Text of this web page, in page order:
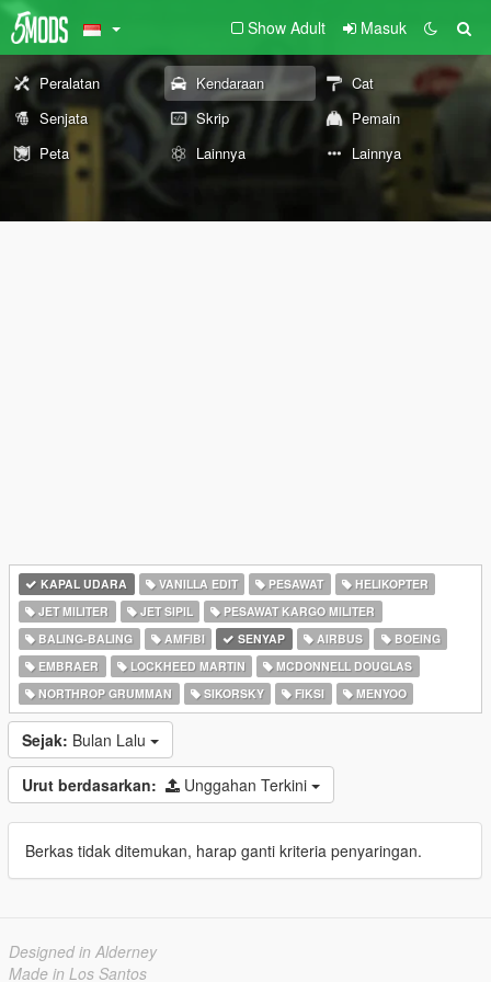
Show Adult Masuk
Peralatan Kendaraan
Cat
Senjata
Skrip
Pemain
Peta
Lainnya Lainnya
KAPAL UDARA VANILLA EDIT PESAWAT
HELIKOPTER
JET MILITER
JET SIPIL
PESAWAT KARGO MILITER
BALING-BALING
AMFIBI SENYAP AIRBUS
BOEING
EMBRAER
LOCKHEED MARTIN
MCDONNELL DOUGLAS
NORTHROP GRUMMAN
SIKORSKY FIKSI MENYOO
Sejak: Bulan Lalu
Urut berdasarkan: Unggahan Terkini
Berkas tidak ditemukan, harap ganti kriteria penyaringan.
Designed in Alderney
Made in Los Santos